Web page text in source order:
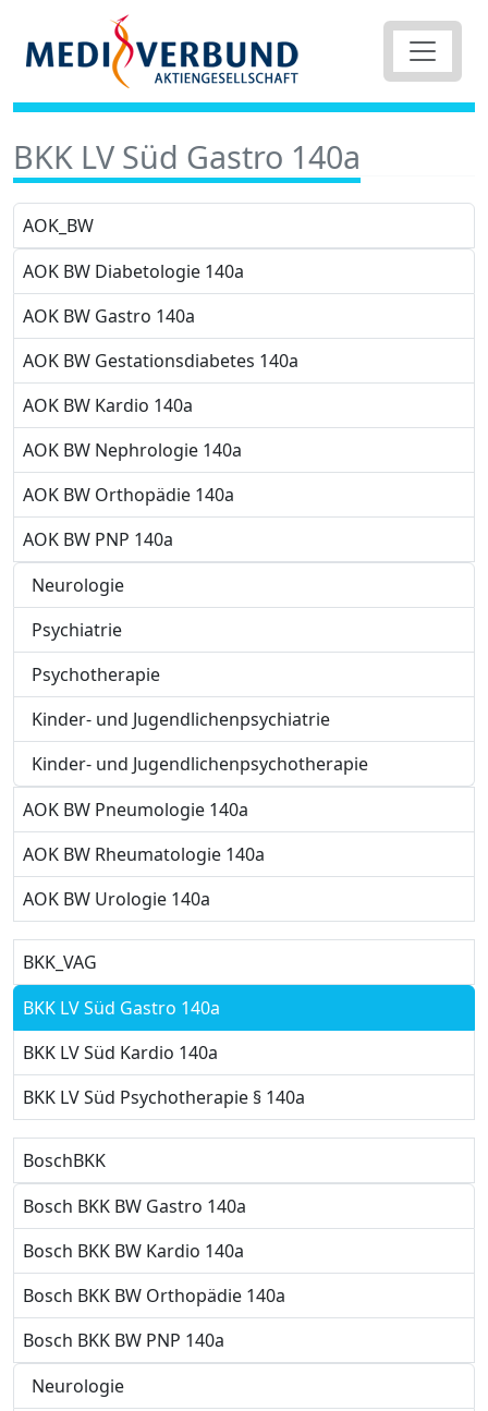
BKK LV Süd Gastro 140a
AOK_BW
AOK BW Diabetologie 140a
AOK BW Gastro 140a
AOK BW Gestationsdiabetes 140a
AOK BW Kardio 140a
AOK BW Nephrologie 140a
AOK BW Orthopädie 140a
AOK BW PNP 140a
Neurologie
Psychiatrie
Psychotherapie
Kinder- und Jugendlichenpsychiatrie
Kinder- und Jugendlichenpsychotherapie
AOK BW Pneumologie 140a
AOK BW Rheumatologie 140a
AOK BW Urologie 140a
BKK_VAG
BKK LV Süd Gastro 140a
BKK LV Süd Kardio 140a
BKK LV Süd Psychotherapie § 140a
BoschBKK
Bosch BKK BW Gastro 140a
Bosch BKK BW Kardio 140a
Bosch BKK BW Orthopädie 140a
Bosch BKK BW PNP 140a
Neurologie